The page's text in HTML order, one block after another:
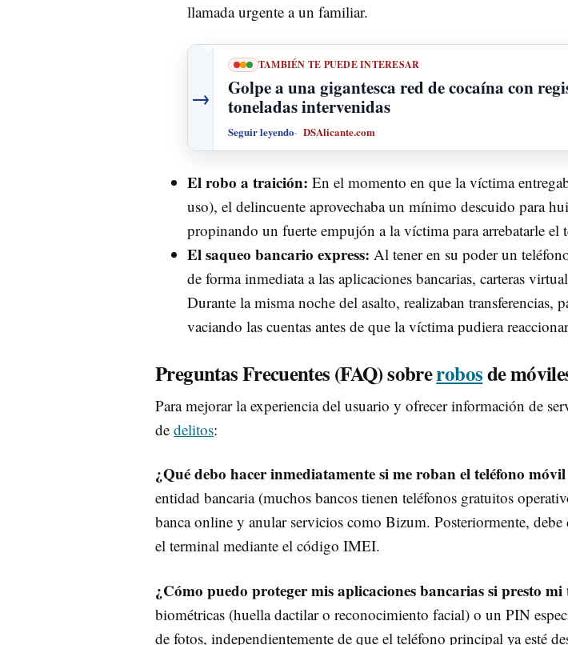
llamada urgente a un familiar.
→
TAMBIÉN TE PUEDE INTERESAR
Golpe a una gigantesca red de cocaína con
toneladas intervenidas
Seguir leyendo DSAlicante.com
El robo a traición: En el momento en que la víctima
uso), el delincuente aprovechaba un mínimo descuido para
propinando un fuerte empujón a la víctima para arrebatarle el
El saqueo bancario express: Al tener en su poder un
de forma inmediata a las aplicaciones bancarias, carteras
Durante la misma noche del asalto, realizaban transferencias,
vaciando las cuentas antes de que la víctima pudiera
Preguntas Frecuentes (FAQ) sobrerobosde
Para mejorar la experiencia del usuario y ofrecer información de
de delitos:
¿Qué debo hacer inmediatamente si me roban el teléfono
entidad bancaria (muchos bancos tienen teléfonos gratuitos
banca online y anular servicios como Bizum. Posteriormente,
el terminal mediante el código IMEI.
¿Cómo puedo proteger mis aplicaciones bancarias si presto mi
biométricas (huella dactilar o reconocimiento facial) o un PIN
de fotos, independientemente de que el teléfono principal ya esté